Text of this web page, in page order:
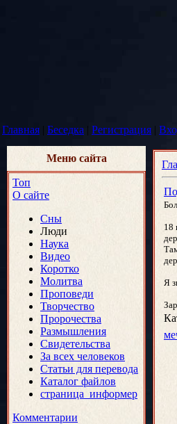
Главная | Беседка | Регистрация |
Меню сайта
Топ
О сайте
Сны
Люди
Наука
Видео
Коротко
Молитва
Проповеди
Творчество
Пророчества
Размышления
Свидетельства
За всех человеков
Статьи для перевода
Каталог файлов
страница_информер
Комментарии
18
Я